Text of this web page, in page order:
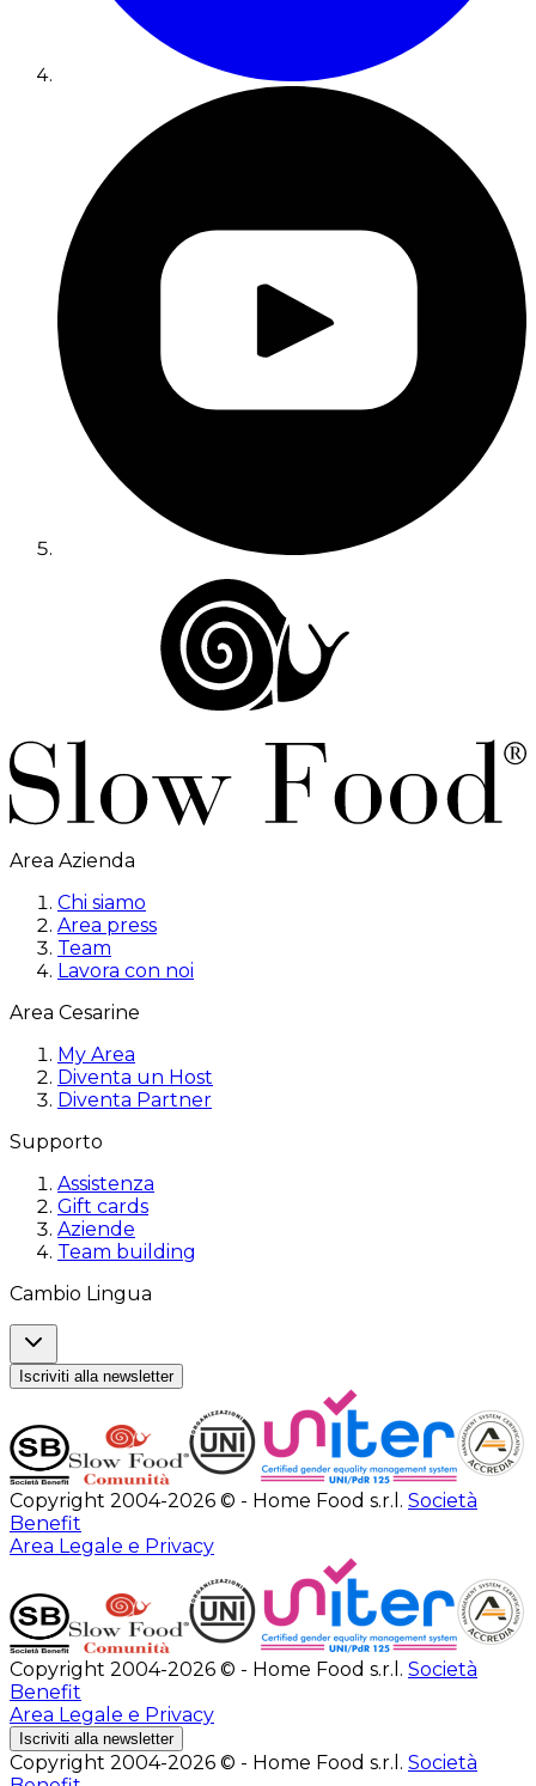
Area Azienda
Chi siamo
Area press
Team
Lavora con noi
Area Cesarine
My Area
Diventa un Host
Diventa Partner
Supporto
Assistenza
Gift cards
Aziende
Team building
Cambio Lingua
Iscriviti alla newsletter
Copyright 2004-2026 © - Home Food s.r.l. Società
Benefit
Area Legale e Privacy
Copyright 2004-2026 © - Home Food s.r.l. Società
Benefit
Area Legale e Privacy
Iscriviti alla newsletter
Copyright 2004-2026 © - Home Food s.r.l. Società